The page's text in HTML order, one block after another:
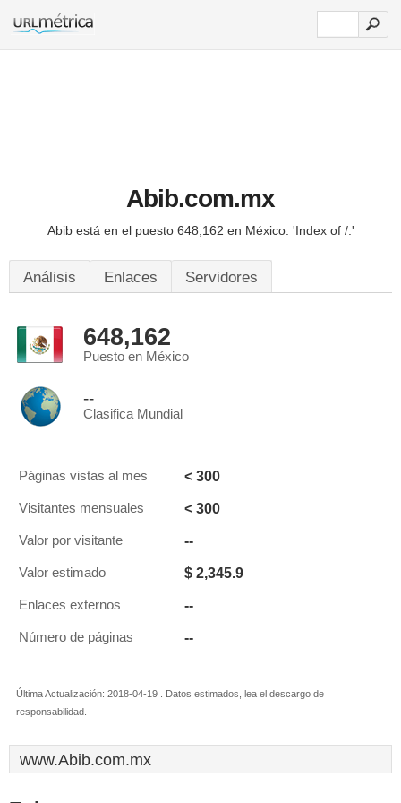
Abib.com.mx
Abib está en el puesto 648,162 en México. 'Index of /.'
Análisis Enlaces Servidores
648,162
Puesto en México
--
Clasifica Mundial
Páginas vistas al mes < 300
Visitantes mensuales < 300
Valor por visitante --
Valor estimado $ 2,345.9
Enlaces externos --
Número de páginas --
Última Actualización: 2018-04-19 . Datos estimados, lea el descargo de
responsabilidad.
www.Abib.com.mx